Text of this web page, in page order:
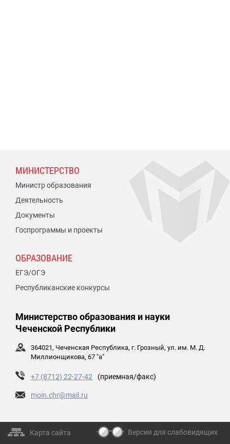
МИНИСТЕРСТВО
Министр образования
Деятельность
Документы
Госпрограммы и проекты
ОБРАЗОВАНИЕ
ЕГЭ/ОГЭ
Республиканские конкурсы
Министерство образования и науки
Чеченской Республики
364021, Чеченская Республика, г. Грозный, ул. им. М. Д.
Миллионщикова, 67 "а"
+7 (8712) 22-27-42 (приемная/факс)
moin.chr@mail.ru
Карта сайта Версия для слабовидящих